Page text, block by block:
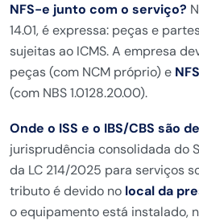
NFS-e junto com o serviço?
14.01, é expressa: peças e
sujeitas ao ICMS. A empresa
peças (com NCM próprio) e
(com NBS 1.0128.20.00).
Onde o ISS e o IBS/CBS são
jurisprudência consolidada do
da LC 214/2025 para serviços
tributo é devido no local da
o equipamento está instalado,